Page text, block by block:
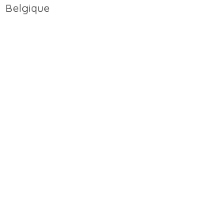
Belgique